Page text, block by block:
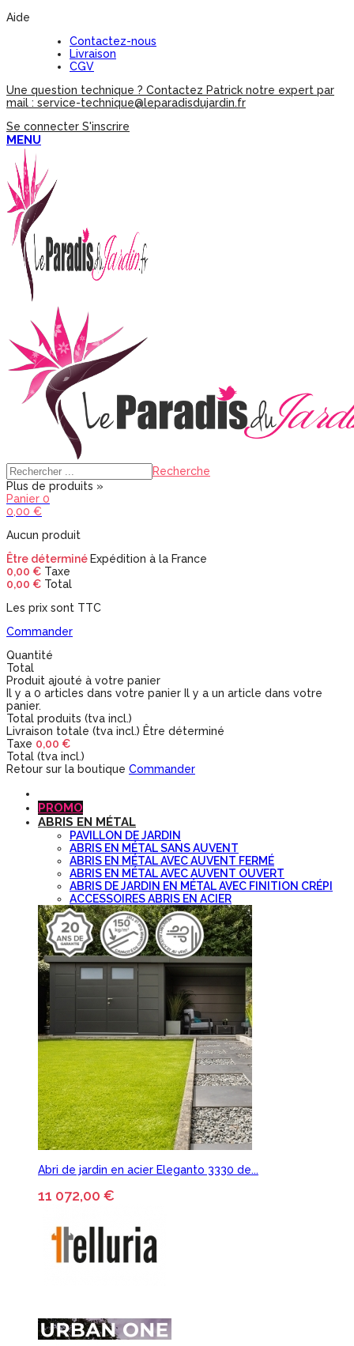
Aide
Contactez-nous
Livraison
CGV
Une question technique ? Contactez Patrick notre expert par
mail : service-technique@leparadisdujardin.fr
Se connecter S'inscrire
MENU
Recherche
Plus de produits »
Panier 0
0,00 €
Aucun produit
Être déterminé Expédition à la France
0,00 € Taxe
0,00 € Total
Les prix sont TTC
Commander
Quantité
Total
Produit ajouté à votre panier
Il y a 0 articles dans votre panier Il y a un article dans votre
panier.
Total produits (tva incl.)
Livraison totale (tva incl.) Être déterminé
Taxe 0,00 €
Total (tva incl.)
Retour sur la boutique Commander
PROMO
ABRIS EN MÉTAL
PAVILLON DE JARDIN
ABRIS EN MÉTAL SANS AUVENT
ABRIS EN MÉTAL AVEC AUVENT FERMÉ
ABRIS EN MÉTAL AVEC AUVENT OUVERT
ABRIS DE JARDIN EN MÉTAL AVEC FINITION CRÉPI
ACCESSOIRES ABRIS EN ACIER
Abri de jardin en acier Eleganto 3330 de...
11 072,00 €